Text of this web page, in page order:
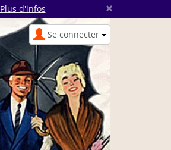
Plus d'infos ×
Se connecter